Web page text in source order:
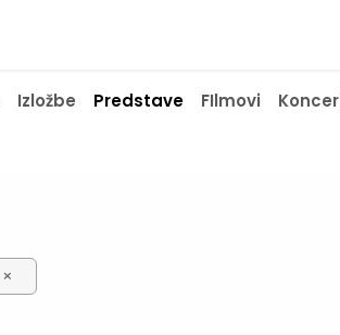
Izložbe Predstave FIlmovi
×